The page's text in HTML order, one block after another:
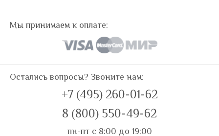
Мы принимаем к оплате:
Остались вопросы? Звоните нам:
+7 (495) 260-01-62
8 (800) 550-49-62
пн-пт с 8:00 до 19:00